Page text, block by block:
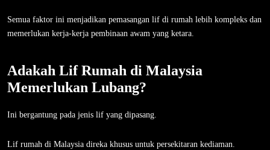
Semua faktor ini menjadikan pemasangan lif di rumah lebih kompleks dan
memerlukan kerja-kerja pembinaan awam yang ketara.
Adakah Lif Rumah di Malaysia
Memerlukan Lubang?
Ini bergantung pada jenis lif yang dipasang.
Lif rumah di Malaysia direka khusus untuk persekitaran kediaman.